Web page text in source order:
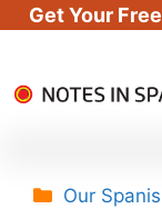
Get Your Free
to
Categories
Our